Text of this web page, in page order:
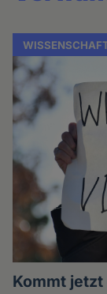
Kommt